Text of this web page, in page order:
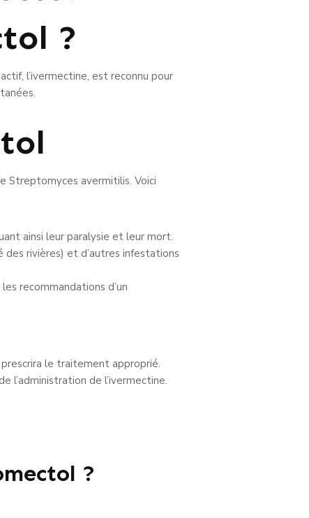
?
l’ivermectine, est reconnu pour
Streptomyces avermitilis. Voici
ainsi leur paralysie et leur mort.
rivières) et d’autres infestations
recommandations d’un
le traitement approprié.
de l’ivermectine.
?